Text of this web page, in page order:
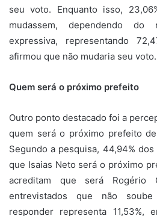
seu voto. Enquanto isso,
mudassem, dependendo
expressiva, representando
afirmou que não mudaria seu voto.
Quem será o próximo prefeito
Outro ponto destacado foi a
quem será o próximo prefeito
Segundo a pesquisa, 44,94%
que Isaias Neto será o próximo
acreditam que será Rogério
entrevistados que não
responder representa 11,53%,